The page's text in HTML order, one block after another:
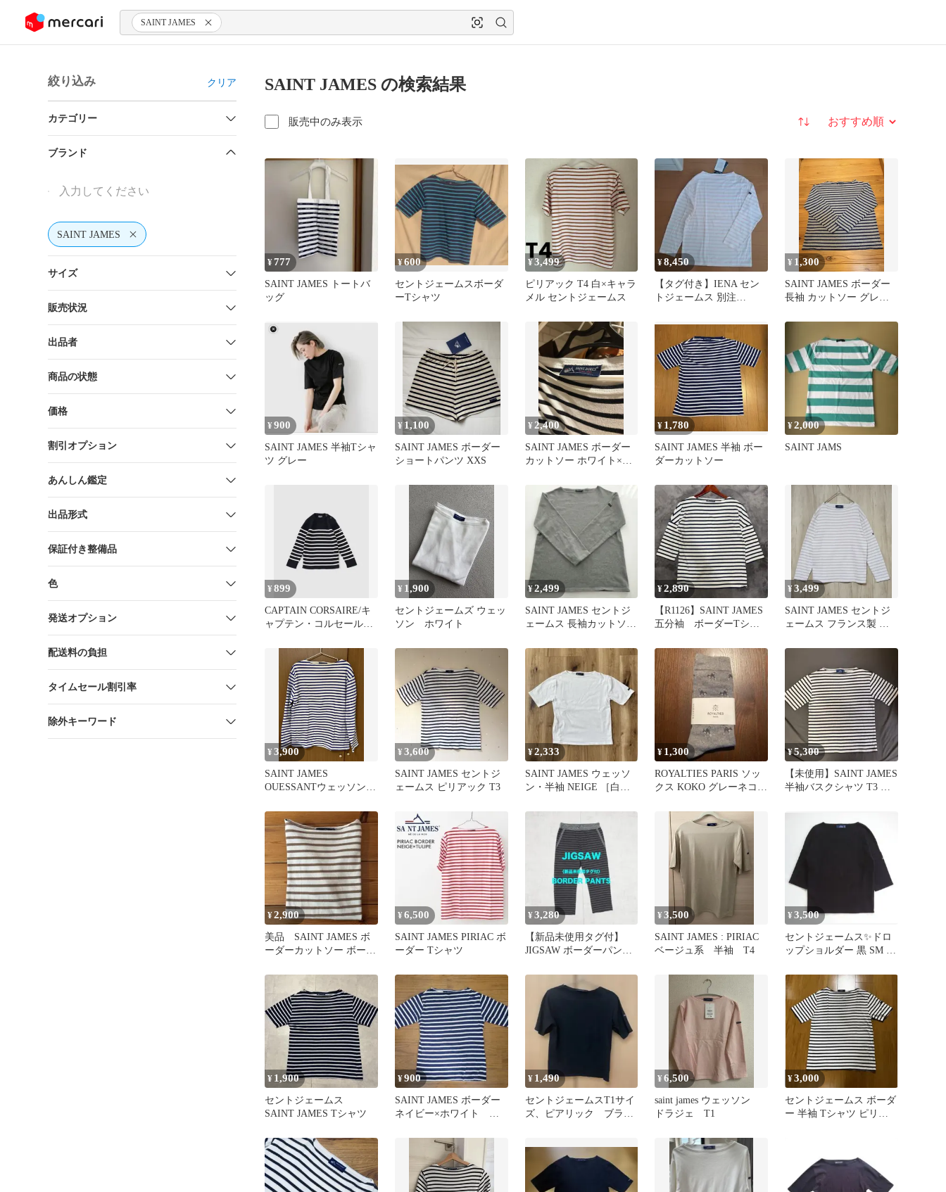
ツにスキップ SAINT JAMES
絞り込み クリア
カテゴリー
ブランド
SAINT JAMES
サイズ
販売状況
出品者
商品の状態
価格
割引オプション
あんしん鑑定
出品形式
保証付き整備品
色
発送オプション
配送料の負担
タイムセール割引率
除外キーワード
SAINT JAMES の検索結果
販売中のみ表示 並び替え
¥777
SAINT JAMES トートバ
ッグ
¥600
セントジェームスボーダ
ーTシャツ
¥3,499
ピリアック T4 白×キャラ
メル セントジェームス
¥8,450
【タグ付き】IENA セン
トジェームス 別注
ダー
¥ 1,300
SAINT JAMES ボーダー
長袖 カットソー グレー
¥900
SAINT JAMES 半袖Tシャ
ツ グレー
¥1,100
SAINT JAMES ボーダー
ショートパンツ XXS
¥ 2,400
SAINT JAMES ボーダー
カットソー ホワイト×ブ
¥ 1,780
SAINT JAMES 半袖 ボー
ダーカットソー
¥2,000
SAINT JAMS
¥899
CAPTAIN CORSAIRE/キ
ャプテン・コルセール
¥ 1,900
セントジェームズ ウェッ
ソン ホワイト
¥2,499
SAINT JAMES セントジ
ェームス 長袖カットソー
¥2,890
【R1126】SAINT JAMES
五分袖 ボーダーTシャ
¥3,499
SAINT JAMES セントジ
ェームス フランス製 ボ
¥3,900
SAINT JAMES
OUESSANTウェッソン
¥3,600
SAINT JAMES セントジ
ェームス ピリアック T3
¥2,333
SAINT JAMES ウェッソ
ン・半袖 NEIGE ［白］
¥ 1,300
ROYALTIES PARIS ソッ
クス KOKO グレーネコ総
¥5,300
【未使用】SAINT JAMES
半袖バスクシャツ T3 ボ
¥2,900
美品 SAINT JAMES ボ
ーダーカットソー ボート
¥6,500
SAINT JAMES PIRIAC ボ
ーダー Tシャツ
¥3,280
【新品未使用タグ付】
JIGSAW ボーダーパンツ
¥3,500
SAINT JAMES : PIRIAC
ベージュ系 半袖 T4
¥3,500
セントジェームス✨ドロ
ップショルダー 黒 SM T3
¥ 1,900
セントジェームス
SAINT JAMES Tシャツ
¥900
SAINT JAMES ボーダー
ネイビー×ホワイト ピ
¥ 1,490
セントジェームスT1サイ
ズ、ピアリック ブラッ
¥6,500
saint james ウェッソン
ドラジェ T1
¥3,000
セントジェームス ボーダ
ー 半袖 Tシャツ ピリア